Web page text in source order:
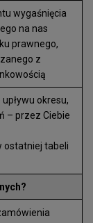
wygaśnięcia
na nas
prawnego,
z
okresu,
– przez Ciebie
ostatniej tabeli